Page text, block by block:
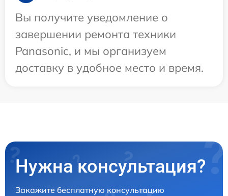
Вы получите уведомление о
завершении ремонта техники
Panasonic, и мы организуем
доставку в удобное место и время.
Нужна консультация?
Закажите бесплатную консультацию